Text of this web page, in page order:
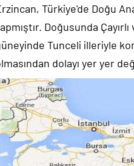
Türkiye'de Doğu
Doğusunda
Tunceli illeriyle
dolayı yer yer